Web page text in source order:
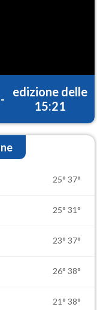
-
edizione delle
15:21
25° 37°
25° 31°
23° 37°
26° 38°
21° 38°